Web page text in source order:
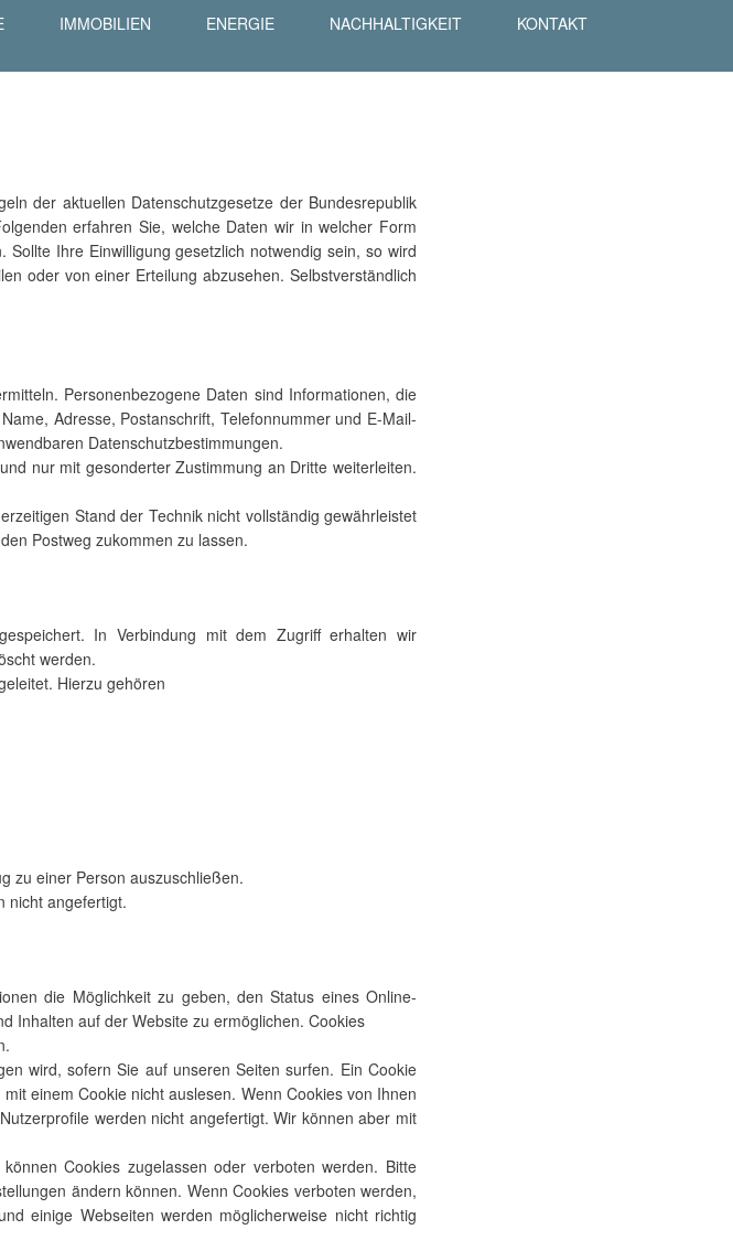
IMMOBILIEN ENERGIE NACHHALTIGKEIT KONTAKT
der aktuellen Datenschutzgesetze der Bundesrepublik
erfahren Sie, welche Daten wir in welcher Form
Ihre Einwilligung gesetzlich notwendig sein, so wird
oder von einer Erteilung abzusehen. Selbstverständlich
Personenbezogene Daten sind Informationen, die
Adresse, Postanschrift, Telefonnummer und E-Mail-
Datenschutzbestimmungen.
nur mit gesonderter Zustimmung an Dritte weiterleiten.
Stand der Technik nicht vollständig gewährleistet
Postweg zukommen zu lassen.
In Verbindung mit dem Zugriff erhalten wir
werden.
Hierzu gehören
zu einer Person auszuschließen.
nicht angefertigt.
die Möglichkeit zu geben, den Status eines Online-
Inhalten auf der Website zu ermöglichen. Cookies
wird, sofern Sie auf unseren Seiten surfen. Ein Cookie
einem Cookie nicht auslesen. Wenn Cookies von Ihnen
werden nicht angefertigt. Wir können aber mit
Cookies zugelassen oder verboten werden. Bitte
ändern können. Wenn Cookies verboten werden,
einige Webseiten werden möglicherweise nicht richtig